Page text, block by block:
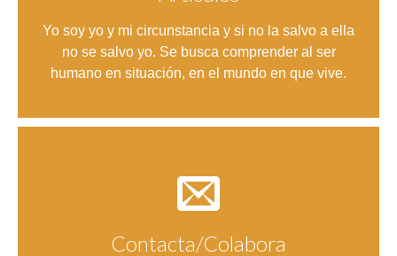
Yo soy yo y mi circunstancia y si no la salvo a ella
no se salvo yo. Se busca comprender al ser
humano en situación, en el mundo en que vive.
Contacta/Colabora
Entrar